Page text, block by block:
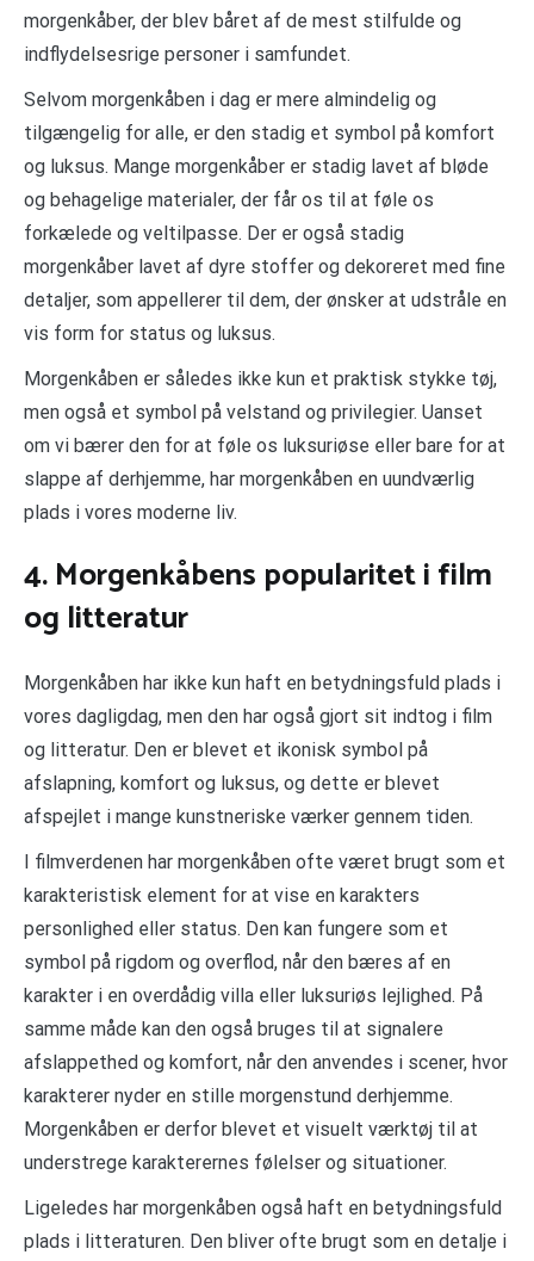
morgenkåber, der blev båret af de mest stilfulde og
indflydelsesrige personer i samfundet.
Selvom morgenkåben i dag er mere almindelig og
tilgængelig for alle, er den stadig et symbol på komfort
og luksus. Mange morgenkåber er stadig lavet af bløde
og behagelige materialer, der får os til at føle os
forkælede og veltilpasse. Der er også stadig
morgenkåber lavet af dyre stoffer og dekoreret med fine
detaljer, som appellerer til dem, der ønsker at udstråle en
vis form for status og luksus.
Morgenkåben er således ikke kun et praktisk stykke tøj,
men også et symbol på velstand og privilegier. Uanset
om vi bærer den for at føle os luksuriøse eller bare for at
slappe af derhjemme, har morgenkåben en uundværlig
plads i vores moderne liv.
4. Morgenkåbens popularitet i film
og litteratur
Morgenkåben har ikke kun haft en betydningsfuld plads i
vores dagligdag, men den har også gjort sit indtog i film
og litteratur. Den er blevet et ikonisk symbol på
afslapning, komfort og luksus, og dette er blevet
afspejlet i mange kunstneriske værker gennem tiden.
I filmverdenen har morgenkåben ofte været brugt som et
karakteristisk element for at vise en karakters
personlighed eller status. Den kan fungere som et
symbol på rigdom og overflod, når den bæres af en
karakter i en overdådig villa eller luksuriøs lejlighed. På
samme måde kan den også bruges til at signalere
afslappethed og komfort, når den anvendes i scener, hvor
karakterer nyder en stille morgenstund derhjemme.
Morgenkåben er derfor blevet et visuelt værktøj til at
understrege karakterernes følelser og situationer.
Ligeledes har morgenkåben også haft en betydningsfuld
plads i litteraturen. Den bliver ofte brugt som en detalje i